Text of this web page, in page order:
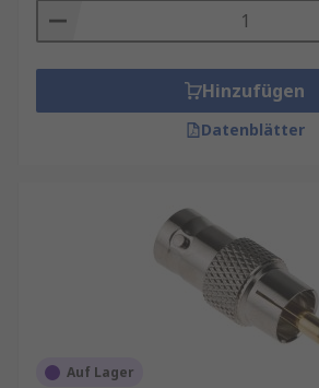
Hinzufügen
Datenblätter
Auf Lager